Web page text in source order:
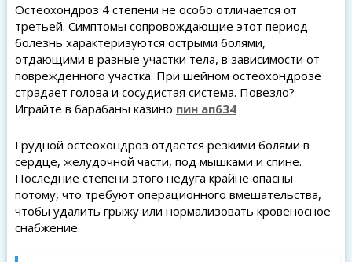
Остеохондроз 4 степени не особо отличается от
третьей. Симптомы сопровождающие этот период
болезнь характеризуются острыми болями,
отдающими в разные участки тела, в зависимости от
поврежденного участка. При шейном остеохондрозе
страдает голова и сосудистая система. Повезло?
Играйте в барабаны казино пин ап634
Грудной остеохондроз отдается резкими болями в
сердце, желудочной части, под мышками и спине.
Последние степени этого недуга крайне опасны
потому, что требуют операционного вмешательства,
чтобы удалить грыжу или нормализовать кровеносное
снабжение.